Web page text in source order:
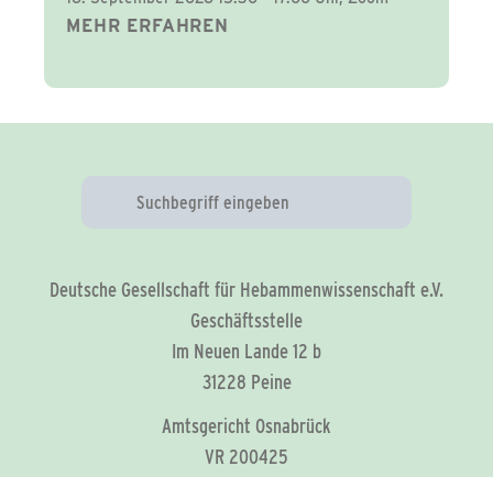
MEHR ERFAHREN
Deutsche Gesellschaft für Hebammenwissenschaft e.V.
Geschäftsstelle
Im Neuen Lande 12 b
31228 Peine
Amtsgericht Osnabrück
VR 200425